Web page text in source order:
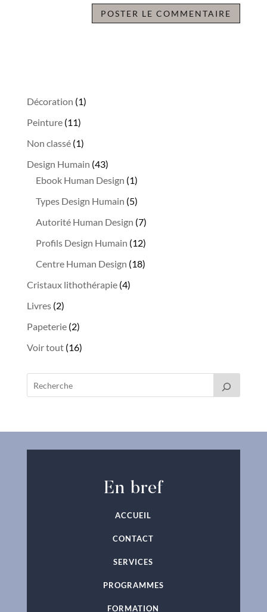
r
a
t
i
Décoration 11
Peinture 1111
produits
Non classé 11
produit
Design Humain 4343
produits
Ebook Human Design 11
produit
Types Design Humain 55
produits
Autorité Human Design 77
produits
Profils Design Humain 1212
produits
Centre Human Design 1818
Cristaux lithothérapie 44
Livres 22
produits
Papeterie 22
produits
Voir tout 1616
En bref
ACCUEIL
CONTACT
SERVICES
PROGRAMMES
FORMATION